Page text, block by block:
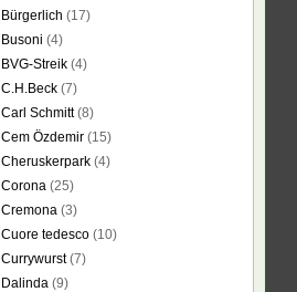
Bürgerlich (17)
Busoni (4)
BVG-Streik (4)
C.H.Beck (7)
Carl Schmitt(8)
Cem Özdemir (15)
Cheruskerpark (4)
Corona (25)
Cremona (3)
Cuore tedesco (10)
Currywurst(7)
Dalinda (9)